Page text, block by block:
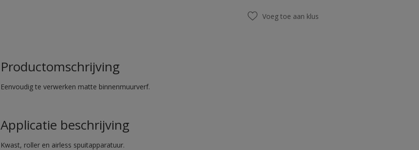
Voeg toe aan klus
Productomschrijving
Eenvoudig te verwerken matte binnenmuurverf.
Applicatie beschrijving
Kwast, roller en airless spuitapparatuur.